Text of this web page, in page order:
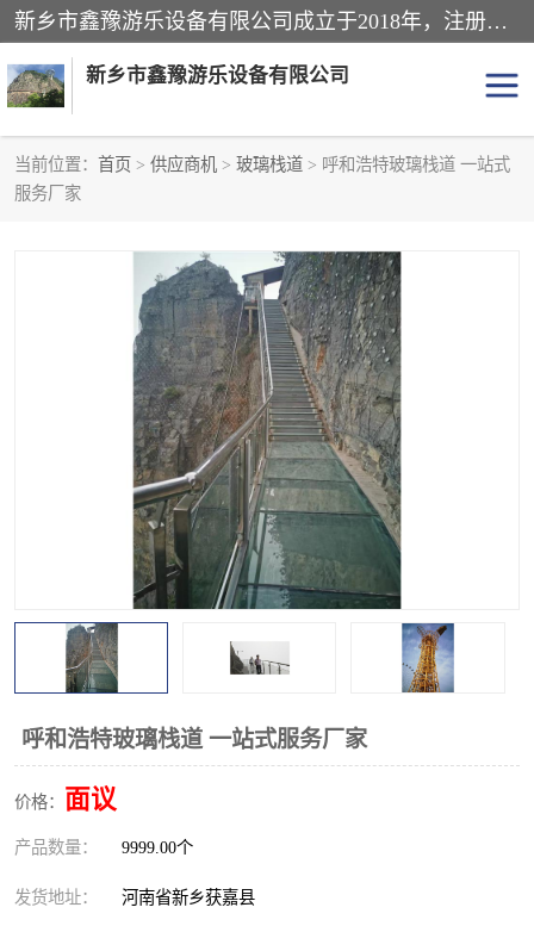
新乡市鑫豫游乐设备有限公司成立于2018年，注册地位于河南省。经营范围包括游乐设备、滑索、滑道、空中自行车、吊桥、拓展器材、攀岩器材、趣桥、悬崖秋千、网红桥、儿童乐园设备、水上乐园设备、丛林穿越设备、音乐呐喊设备、轨道滑车、栈道、玻璃滑道、观景平台、景观包装的设计、制造、销售、安装、维修，景区策划服务。
新乡市鑫豫游乐设备有限公司
当前位置： 首页 > 供应商机 > 玻璃栈道 > 呼和浩特玻璃栈道 一站式
服务厂家
呼和浩特玻璃栈道 一站式服务厂家
价格： 面议
产品数量： 9999.00个
发货地址： 河南省新乡获嘉县
游乐设备
儿童乐园设备
水上乐园设备
攀岩器材
空中自行车
玻璃滑道
网红桥
丛林穿越设备
音乐呐喊设备
玻璃栈道